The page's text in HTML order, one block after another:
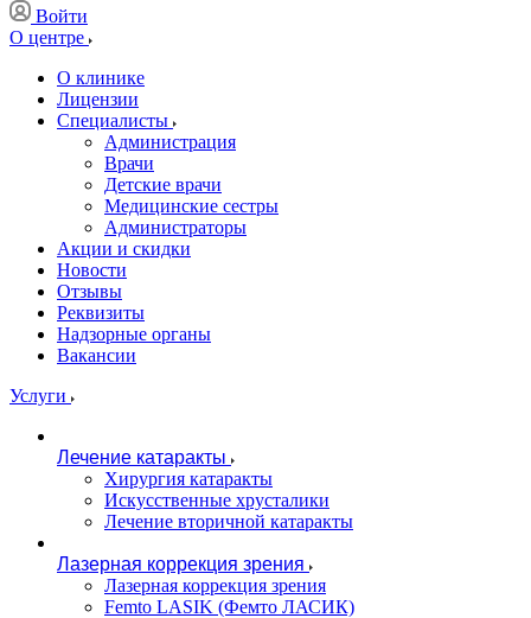
Войти
О центре
О клинике
Лицензии
Специалисты
Администрация
Врачи
Детские врачи
Медицинские сестры
Администраторы
Акции и скидки
Новости
Отзывы
Реквизиты
Надзорные органы
Вакансии
Услуги
Лечение катаракты
Хирургия катаракты
Искусственные хрусталики
Лечение вторичной катаракты
Лазерная коррекция зрения
Лазерная коррекция зрения
Femto LASIK (Фемто ЛАСИК)